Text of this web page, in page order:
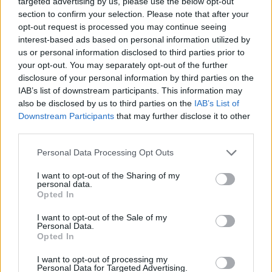
section to confirm your selection. Please note that after your
opt-out request is processed you may continue seeing
interest-based ads based on personal information utilized by
us or personal information disclosed to third parties prior to
your opt-out. You may separately opt-out of the further
disclosure of your personal information by third parties on the
IAB’s list of downstream participants. This information may
also be disclosed by us to third parties on the IAB’s List of
Downstream Participants that may further disclose it to other
Personal Data Processing Opt Outs
I want to opt-out of the Sharing of my
personal data.
Opted In
I want to opt-out of the Sale of my
Personal Data.
Opted In
I want to opt-out of processing my
Personal Data for Targeted Advertising.
Passat -13 2.0tdi DSG Växellåda bråkar 10 svar
Senaste inlägget avThe-GOAT torsdag 20:54iGenerell
felsökning
Man man ha mindre ström till
Motorvärmare?
Senaste inlägget av BilFixare torsdag 14:37iEl- och hybridbilar
Senaste projektinläggen
Vw 1956 oval prosjekt
Senaste inlägget av jarleb för 10 timmar sedan
to basic. + garagefix.
Senaste inlägget av
Volkswagen Golf MK4 v6 4motion OEM++
med JDM inspiration.
Manta b som ska räddas (kaross eller